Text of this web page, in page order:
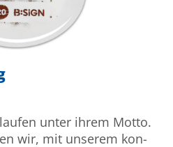
unter ihrem Motto.
wir, mit unserem kon­